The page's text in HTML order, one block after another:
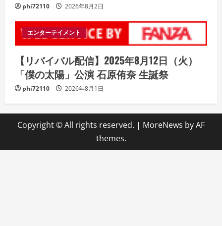
phi72110 2026年8月2日
エンターテイメント
【リバイバル配信】2025年8月12日（火）
「僕の太陽」公演 石原侑奈 生誕祭
phi72110 2026年8月1日
Copyright © All rights reserved. | MoreNews by AF
themes.